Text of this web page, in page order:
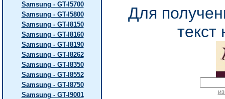
Samsung - GT-I5700
Samsung - GT-I5800
Samsung - GT-I8150
Samsung - GT-I8160
Samsung - GT-I8190
Samsung - GT-I8262
Samsung - GT-I8350
Samsung - GT-I8552
Samsung - GT-I8750
Samsung - GT-I9001
Для
текст